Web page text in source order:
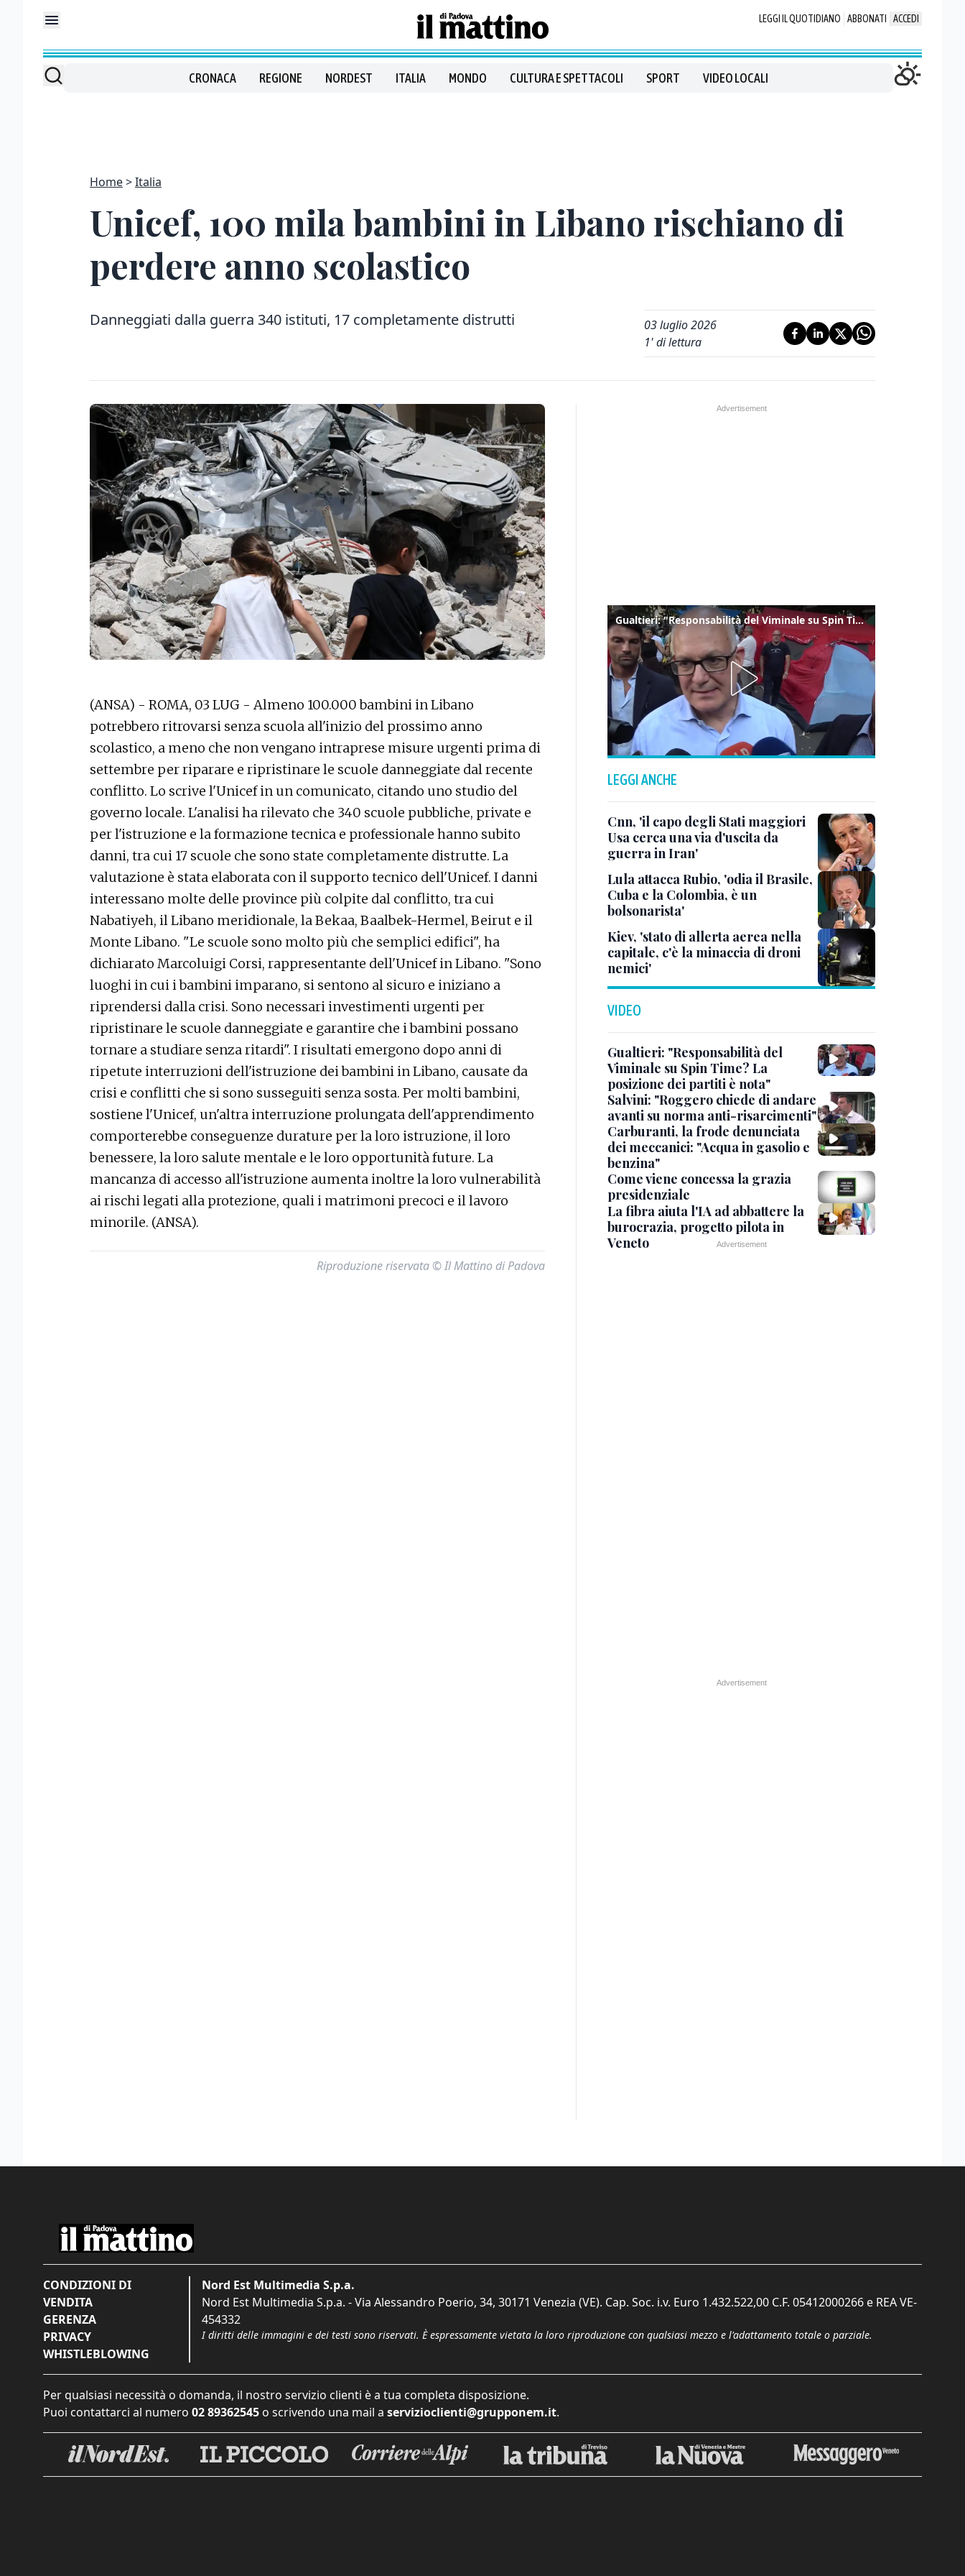
LEGGI IL QUOTIDIANO ABBONATI ACCEDI
CRONACA REGIONE NORDEST ITALIA MONDO CULTURA E SPETTACOLI SPORT VIDEO LOCALI
Home Italia
Unicef, 100 mila bambini in Libano rischiano di
perdere anno scolastico
Danneggiati dalla guerra 340 istituti, 17 completamente distrutti
03 luglio 2026
1' di lettura
(ANSA) - ROMA, 03 LUG - Almeno 100.000 bambini in Libano
potrebbero ritrovarsi senza scuola all'inizio del prossimo anno
scolastico, a meno che non vengano intraprese misure urgenti prima di
settembre per riparare e ripristinare le scuole danneggiate dal recente
conflitto. Lo scrive l'Unicef in un comunicato, citando uno studio del
governo locale. L'analisi ha rilevato che 340 scuole pubbliche, private e
per l'istruzione e la formazione tecnica e professionale hanno subito
danni, tra cui 17 scuole che sono state completamente distrutte. La
valutazione è stata elaborata con il supporto tecnico dell'Unicef. I danni
interessano molte delle province più colpite dal conflitto, tra cui
Nabatiyeh, il Libano meridionale, la Bekaa, Baalbek-Hermel, Beirut e il
Monte Libano. "Le scuole sono molto più che semplici edifici", ha
dichiarato Marcoluigi Corsi, rappresentante dell'Unicef in Libano. "Sono
luoghi in cui i bambini imparano, si sentono al sicuro e iniziano a
riprendersi dalla crisi. Sono necessari investimenti urgenti per
ripristinare le scuole danneggiate e garantire che i bambini possano
tornare a studiare senza ritardi". I risultati emergono dopo anni di
ripetute interruzioni dell'istruzione dei bambini in Libano, causate da
crisi e conflitti che si sono susseguiti senza sosta. Per molti bambini,
sostiene l'Unicef, un'altra interruzione prolungata dell'apprendimento
comporterebbe conseguenze durature per la loro istruzione, il loro
benessere, la loro salute mentale e le loro opportunità future. La
mancanza di accesso all'istruzione aumenta inoltre la loro vulnerabilità
ai rischi legati alla protezione, quali i matrimoni precoci e il lavoro
minorile. (ANSA).
Riproduzione riservata © Il Mattino di Padova
Gualtieri: "Responsabilità del Viminale su Spin Time? La posizione dei partiti è nota"
LEGGI ANCHE
Cnn, 'il capo degli Stati maggiori
Usa cerca una via d'uscita da
guerra in Iran'
Lula attacca Rubio, 'odia il Brasile,
Cuba e la Colombia, è un
bolsonarista'
Kiev, 'stato di allerta aerea nella
capitale, c'è la minaccia di droni
nemici'
VIDEO
Gualtieri: "Responsabilità del
Viminale su Spin Time? La
posizione dei partiti è nota"
Salvini: "Roggero chiede di andare
avanti su norma anti-risarcimenti"
Carburanti, la frode denunciata
dei meccanici: "Acqua in gasolio e
benzina"
Come viene concessa la grazia
presidenziale
La fibra aiuta l'IA ad abbattere la
burocrazia, progetto pilota in
Veneto
CONDIZIONI DI
VENDITA
GERENZA
PRIVACY
WHISTLEBLOWING
Nord Est Multimedia S.p.a.
Nord Est Multimedia S.p.a. - Via Alessandro Poerio, 34, 30171 Venezia (VE). Cap. Soc. i.v. Euro 1.432.522,00 C.F. 05412000266 e REA VE-
454332
I diritti delle immagini e dei testi sono riservati. È espressamente vietata la loro riproduzione con qualsiasi mezzo e l'adattamento totale o parziale.
Per qualsiasi necessità o domanda, il nostro servizio clienti è a tua completa disposizione.
Puoi contattarci al numero 02 89362545 o scrivendo una mail a servizioclienti@grupponem.it.